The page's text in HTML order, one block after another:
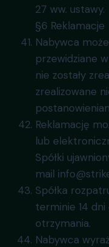
27 ww. ustawy.
§6 Reklamacje
Nabywca
przewidziane
nie zostały
zrealizowane
Reklamację
lub
Spółki
mail
Spółka
terminie 14 dni
otrzymania.
Nabywca